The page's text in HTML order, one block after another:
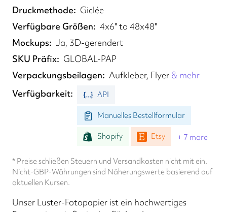
Druckmethode
Giclée
Verfügbare Größen
4x6" to 48x48"
Mockups Ja, 3D-gerendert
SKU Präfix
GLOBAL-PAP
Verpackungsbeilagen
Aufkleber, Flyer & mehr
Verfügbarkeit
API
Manuelles Bestellformular
Shopify Etsy + 7 more
* Preise schließen Steuern und Versandkosten nicht mit ein.
Nicht-GBP-Währungen sind Näherungswerte basierend auf
aktuellen Kursen.
Unser Luster-Fotopapier ist ein hochwertiges